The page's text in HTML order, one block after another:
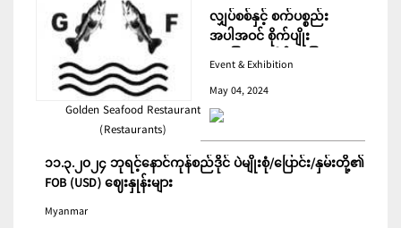
Golden Seafood Restaurant
(Restaurants)
လျှပ်စစ်နှင့် စက်ပစ္စည်း
အပါအဝင် စိုက်ပျိုး
မွေးမြူရေးဆိုင်ရာ ပြပွဲ
Event & Exhibition
May 04, 2024
၁၁.၃.၂၀၂၄ ဘုရင့်နောင်ကုန်စည်ဒိုင် ပဲမျိုးစုံ/ပြောင်း/နှမ်းတို့၏
FOB (USD) ဈေးနှုန်းများ
Myanmar